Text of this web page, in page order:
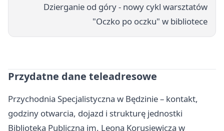
Dzierganie od góry - nowy cykl warsztatów
"Oczko po oczku" w bibliotece
Przydatne dane teleadresowe
Przychodnia Specjalistyczna w Będzinie – kontakt,
godziny otwarcia, dojazd i strukturę jednostki
Biblioteka Publiczna im. Leona Korusiewicza w